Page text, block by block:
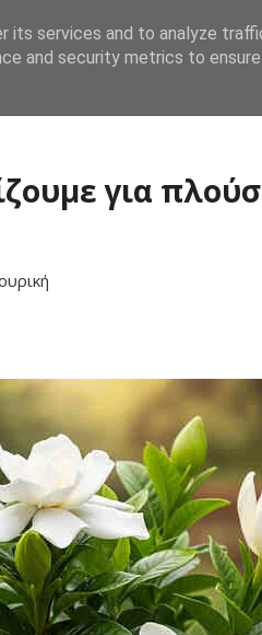
Λαχανικά
για
services and to analyze
and security metrics to